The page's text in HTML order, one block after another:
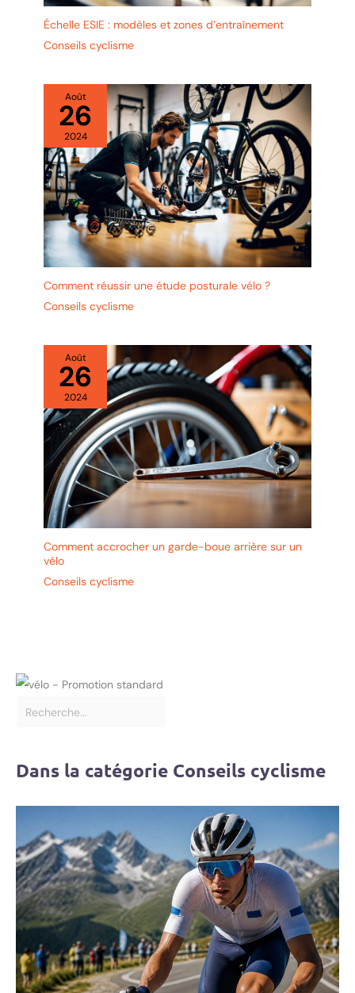
Échelle ESIE : modèles et zones d’entraînement
Conseils cyclisme
Août
26
2024
Comment réussir une étude posturale vélo ?
Conseils cyclisme
Août
26
2024
Comment accrocher un garde-boue arrière sur un
vélo
Conseils cyclisme
Dans la catégorie Conseils cyclisme